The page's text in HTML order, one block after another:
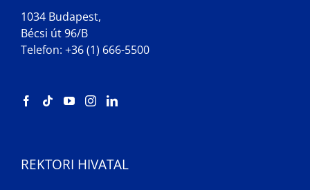
1034 Budapest,
Bécsi út 96/B
Telefon: +36 (1) 666-5500
REKTORI HIVATAL